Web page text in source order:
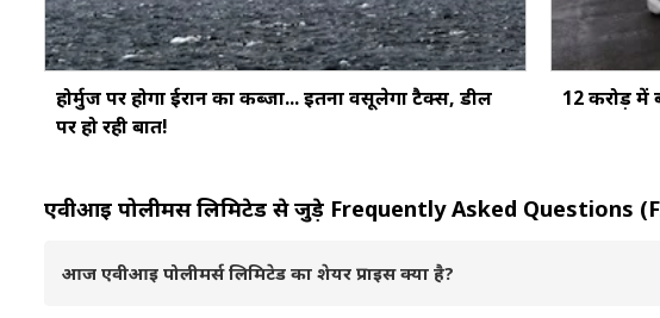
होर्मुज पर होगा ईरान का कब्जा... इतना वसूलेगा टैक्स, डील
पर हो रही बात!
12 करोड़ में
एवीआइ पोलीमर्स लिमिटेड से जुड़े Frequently Asked Questions
आज एवीआइ पोलीमर्स लिमिटेड का शेयर प्राइस क्या है?